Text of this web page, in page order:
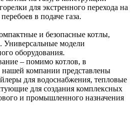
для экстренного перехода на
в подаче газа.
и безопасные котлы,
Универсальные модели
оборудования.
– помимо котлов, в
нашей компании представлены
для водоснабжения, тепловые
для создания комплексных
и промышленного назначения